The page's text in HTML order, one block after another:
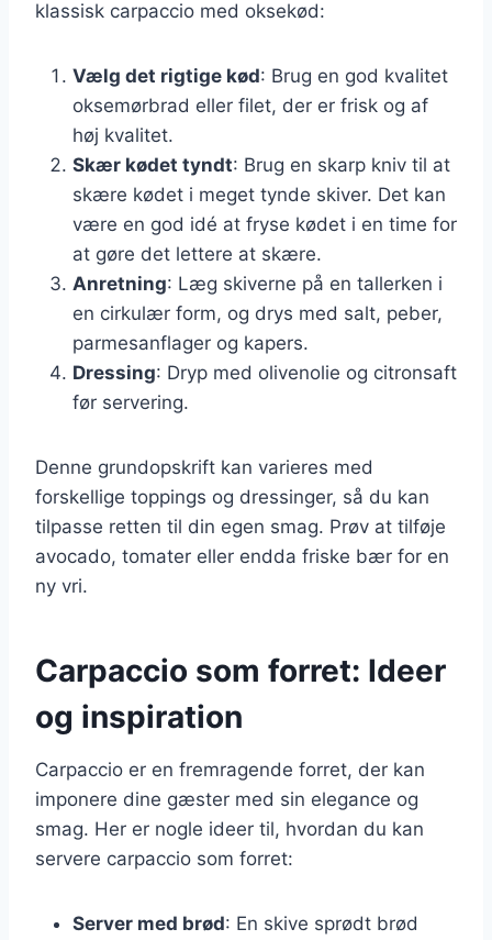
klassisk carpaccio med oksekød:
Vælg det rigtige kød: Brug en god kvalitet
oksemørbrad eller filet, der er frisk og af
høj kvalitet.
Skær kødet tyndt: Brug en skarp kniv til at
skære kødet i meget tynde skiver. Det kan
være en god idé at fryse kødet i en time for
at gøre det lettere at skære.
Anretning: Læg skiverne på en tallerken i
en cirkulær form, og drys med salt, peber,
parmesanflager og kapers.
Dressing: Dryp med olivenolie og citronsaft
før servering.
Denne grundopskrift kan varieres med
forskellige toppings og dressinger, så du kan
tilpasse retten til din egen smag. Prøv at tilføje
avocado, tomater eller endda friske bær for en
ny vri.
Carpaccio som forret: Ideer
og inspiration
Carpaccio er en fremragende forret, der kan
imponere dine gæster med sin elegance og
smag. Her er nogle ideer til, hvordan du kan
servere carpaccio som forret:
Server med brød: En skive sprødt brød